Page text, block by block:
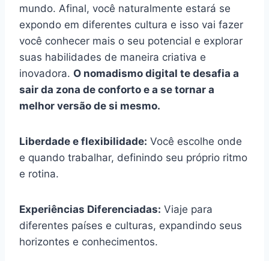
mundo. Afinal, você naturalmente estará se
expondo em diferentes cultura e isso vai fazer
você conhecer mais o seu potencial e explorar
suas habilidades de maneira criativa e
inovadora. O nomadismo digital te desafia a
sair da zona de conforto e a se tornar a
melhor versão de si mesmo.
Liberdade e flexibilidade: Você escolhe onde
e quando trabalhar, definindo seu próprio ritmo
e rotina.
Experiências Diferenciadas: Viaje para
diferentes países e culturas, expandindo seus
horizontes e conhecimentos.